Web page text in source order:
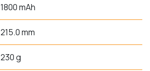
1800 mAh
215.0 mm
230 g